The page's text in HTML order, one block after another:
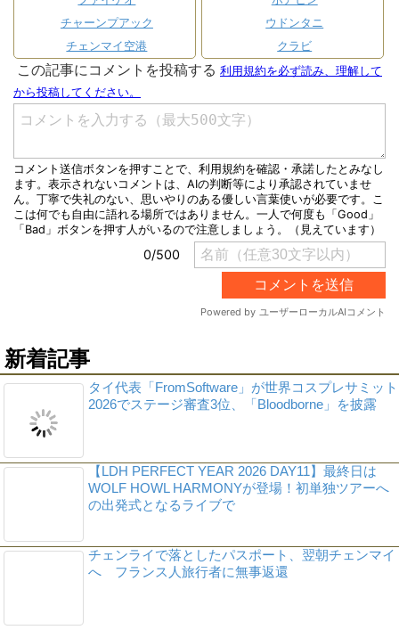
チャーンプアック
チェンマイ空港
ウドンタニ
クラビ
新着記事
タイ代表「FromSoftware」が世界コスプレサミット
2026でステージ審査3位、「Bloodborne」を披露
【LDH PERFECT YEAR 2026 DAY11】最終日は
WOLF HOWL HARMONYが登場！初単独ツアーへ
の出発式となるライブで
チェンライで落としたパスポート、翌朝チェンマイ
へ フランス人旅行者に無事返還